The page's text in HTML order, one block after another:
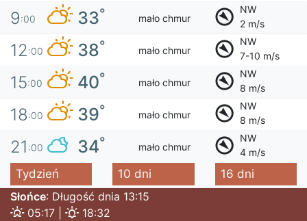
9:00 33° mało chmur
NW
2 m/s
12:00 38° mało chmur
NW
7-10 m/s
15:00 40° mało chmur
NW
8 m/s
18:00 39° mało chmur
NW
8 m/s
21 :00 34° mało chmur
NW
4 m/s
Tydzień 10 dni
16 dni
Słońce: Długość dnia 13:15
05:17 |
18:32